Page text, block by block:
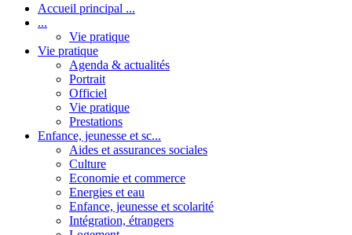
Accueil principal ...
...
Vie pratique
Vie pratique
Agenda & actualités
Portrait
Officiel
Vie pratique
Prestations
Enfance, jeunesse et sc...
Aides et assurances sociales
Culture
Economie et commerce
Energies et eau
Enfance, jeunesse et scolarité
Intégration, étrangers